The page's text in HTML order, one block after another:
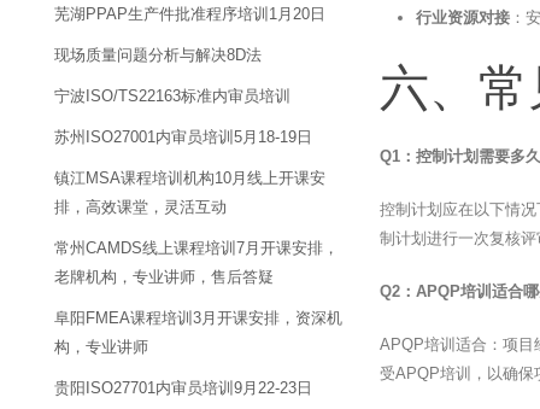
行业资源对接 ：
六、
Q1：控制计划需要多
控制计划应在以下情
制计划进行一次复核
Q2：APQP培训适合
APQP培训适合：项目
受APQP培训，以确保
芜湖PPAP生产件批准程序培训1月20日
现场质量问题分析与解决8D法
宁波ISO/TS22163标准内审员培训
苏州ISO27001内审员培训5月18-19日
镇江MSA课程培训机构10月线上开课安
排，高效课堂，灵活互动
常州CAMDS线上课程培训7月开课安排，
老牌机构，专业讲师，售后答疑
阜阳FMEA课程培训3月开课安排，资深机
构，专业讲师
贵阳ISO27701内审员培训9月22-23日